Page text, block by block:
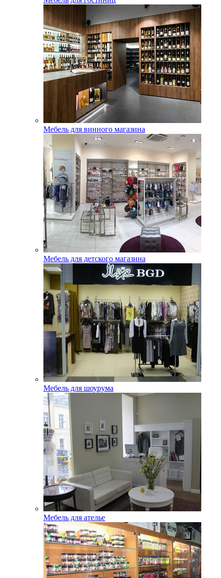
Мебель для винного магазина
Мебель для детского магазина
Мебель для шоурума
Мебель для ателье